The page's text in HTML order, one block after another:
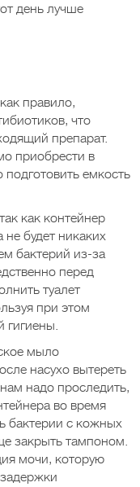
день лучше
правило,
что
препарат.
приобрести в
емкость
как контейнер
будет никаких
бактерий из-за
перед
туалет
при этом
гигиены.
мыло
насухо вытереть
надо проследить,
во время
бактерии с кожных
закрыть тампоном.
мочи, которую